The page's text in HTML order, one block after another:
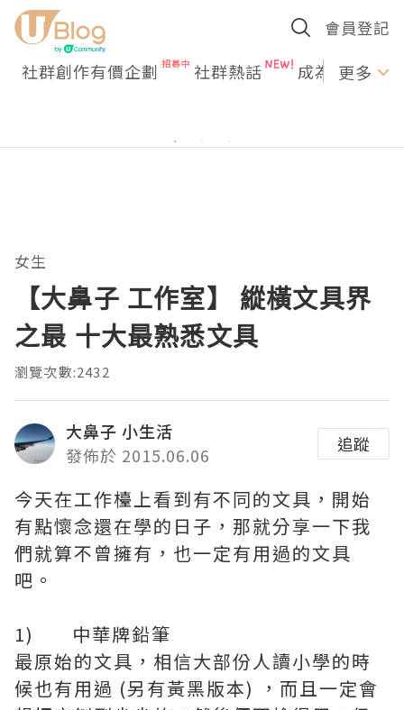
會員登記
社群創作有價企劃 社群熱話 成為U更多
女生
【大鼻子 工作室】 縱橫文具界
之最 十大最熟悉文具
瀏覽次數:2432
大鼻子 小生活
發佈於 2015.06.06
追蹤
今天在工作檯上看到有不同的文具，開始
有點懷念還在學的日子，那就分享一下我
們就算不曾擁有，也一定有用過的文具
吧。
1) 中華牌鉛筆
最原始的文具，相信大部份人讀小學的時
候也有用過 (另有黃黑版本) ，而且一定會